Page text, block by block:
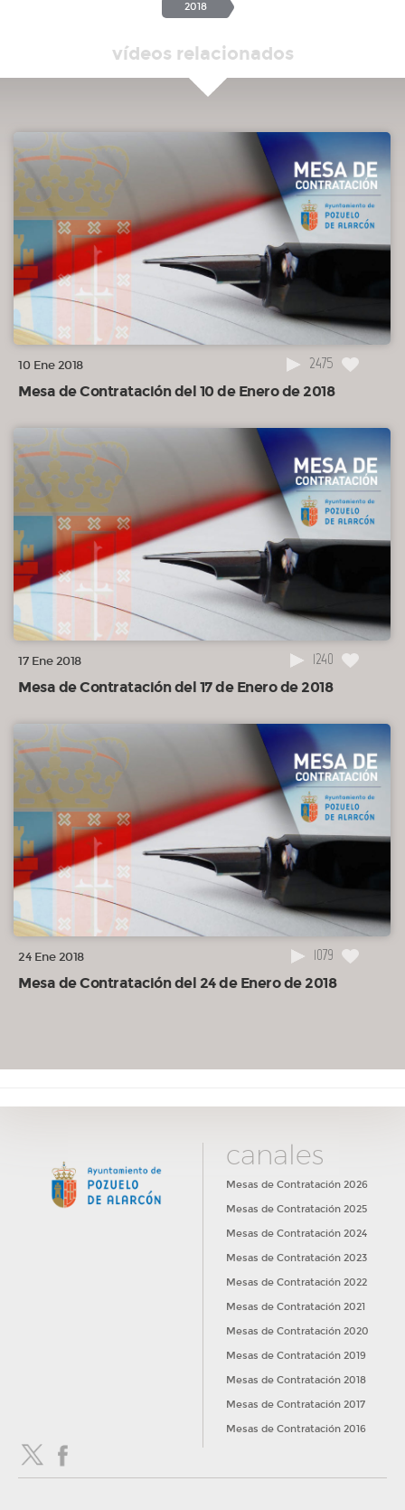
2018
vídeos relacionados
10 Ene 2018 2475
Mesa de Contratación del 10 de Enero de 2018
17 Ene 2018 1240
Mesa de Contratación del 17 de Enero de 2018
24 Ene 2018 1079
Mesa de Contratación del 24 de Enero de 2018
canales
Mesas de Contratación 2026
Mesas de Contratación 2025
Mesas de Contratación 2024
Mesas de Contratación 2023
Mesas de Contratación 2022
Mesas de Contratación 2021
Mesas de Contratación 2020
Mesas de Contratación 2019
Mesas de Contratación 2018
Mesas de Contratación 2017
Mesas de Contratación 2016